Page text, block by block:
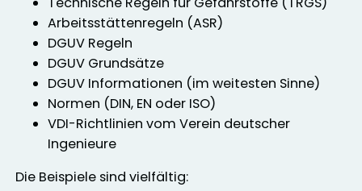
Arbeitsstättenregeln (ASR)
DGUV Regeln
DGUV Grundsätze
DGUV Informationen (im weitesten Sinne)
Normen (DIN, EN oder ISO)
VDI-Richtlinien vom Verein deutscher
Ingenieure
Die Beispiele sind vielfältig: